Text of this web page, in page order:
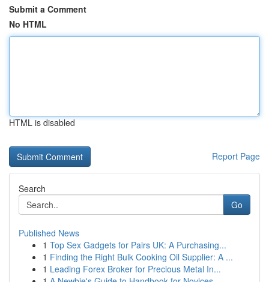
Submit a Comment
No HTML
HTML is disabled
Report Page
Search
Go
Published News
1 Top Sex Gadgets for Pairs UK: A Purchasing...
1 Finding the Right Bulk Cooking Oil Supplier: A ...
1 Leading Forex Broker for Precious Metal In...